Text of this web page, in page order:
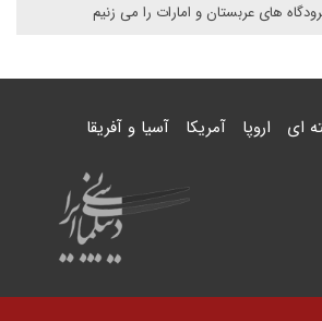
های عربستان و امارات را می زنیم
ای اروپا آمریکا آسیا و آفریقا